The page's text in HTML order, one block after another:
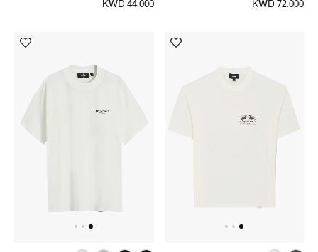
KWD 72.000
KWD 44.000